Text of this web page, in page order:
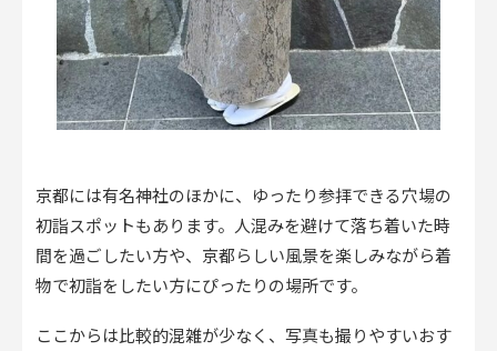
京都には有名神社のほかに、ゆったり参拝できる穴場の
初詣スポットもあります。人混みを避けて落ち着いた時
間を過ごしたい方や、京都らしい風景を楽しみながら着
物で初詣をしたい方にぴったりの場所です。
ここからは比較的混雑が少なく、写真も撮りやすいおす